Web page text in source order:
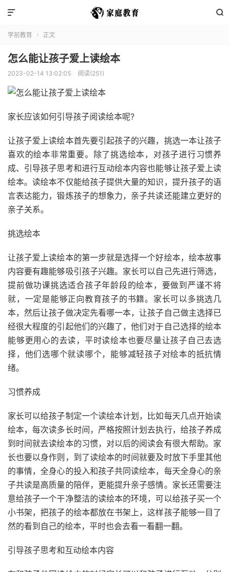


学前教育  正文
怎么能让孩子爱上读绘本
2023-02-14 13:02:05 阅读(251)
家长应该如何引导孩子阅读绘本呢?
让孩子爱上读绘本首先要引起孩子的兴趣，挑选一本让孩子
喜欢的绘本非常重要。除了挑选绘本，对孩子进行习惯养
成、引导孩子思考和进行互动绘本内容也能够让孩子爱上读
绘本。读绘本不仅能给孩子提供大量的知识，提升孩子的语
言表达能力，锻炼孩子的想象力，亲子共读还能建立更好的
亲子关系。
挑选绘本
让孩子爱上读绘本的第一步就是选择一个好绘本，绘本故事
内容要有趣能够吸引孩子兴趣。家长可以自己先进行筛选，
提前做功课挑选适合孩子年龄段的绘本，要做到严谨不将
就，一定是能够正向教育孩子的书籍。家长可以多挑选几
本，然后让孩子做决定先看哪一本，让孩子自己做主选择已
经很大程度的引起他们的兴趣了，他们对于自己选择的绘本
能够更用心的去读，平时读绘本也要尽量让孩子自己去选
择，他们选哪个就读哪个，能够减轻孩子对绘本的抵抗情
绪。
习惯养成
家长可以给孩子制定一个读绘本计划，比如每天几点开始读
绘本，每次读多长时间，严格按照计划去执行，给孩子养成
到时间就去读绘本的习惯，对以后的阅读会有很大帮助。家
长也要以身作则，到了读绘本的时间就要及时放下手里其他
的事情，全身心的投入和孩子共同读绘本，每天全身心的亲
子共读是高质量的陪伴，更能提升亲子感情。家长还需要注
意给孩子一个干净整洁的读绘本的环境，可以给孩子买一个
小书架，把孩子的绘本都放在书架上，这样孩子能够一目了
然的看到自己的绘本，平时也会去看一看翻一翻。
引导孩子思考和互动绘本内容